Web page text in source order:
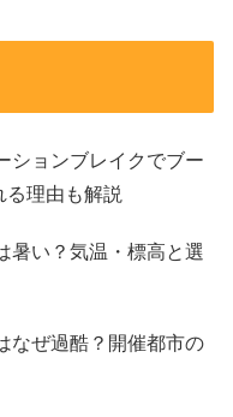
やすく、そこが“出川
すいバランスになり
のにどこか面白い」と
やすくなります。
ションブレイクでブー
る理由も解説
暑い？気温・標高と選
なぜ過酷？開催都市の